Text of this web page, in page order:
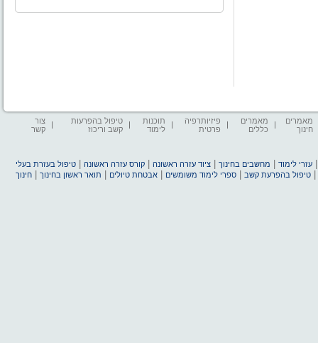
מאמרים
חינוך
מאמרים
כללים
פיזיותרפיה
פרטית
תוכנות
לימוד
טיפול בהפרעות
קשב וריכוז
צור
קשר
עזרי לימוד מחשבים בחינוך |ציוד עזרה ראשונה |קורס עזרה ראשונה |טיפול בעזרת בעלי
|טיפול בהפרעת קשב |ספרי לימוד משומשים |אבטחת טיולים תואר ראשון בחינוך |חינוך